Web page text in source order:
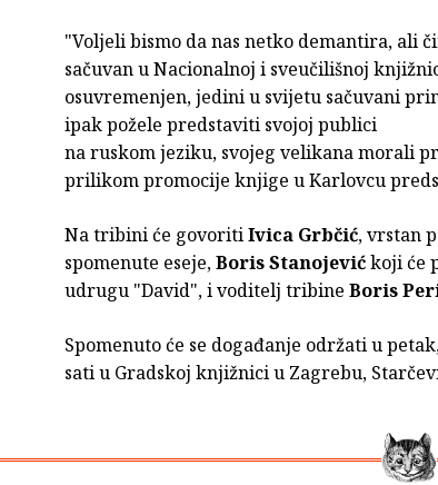
"Voljeli bismo da nas netko demantira, ali
sačuvan u Nacionalnoj i sveučilišnoj
osuvremenjen, jedini u svijetu sačuvani
ipak požele predstaviti svojoj publici
na ruskom jeziku, svojeg velikana morali
prilikom promocije knjige u Karlovcu
Na tribini će govoritiIvica Grbčić, vrstan
spomenute eseje,Boris Stanojevićkoji će
udrugu "David", i voditelj tribine Boris
Spomenuto će se događanje održati u
sati u Gradskoj knjižnici u Zagrebu,